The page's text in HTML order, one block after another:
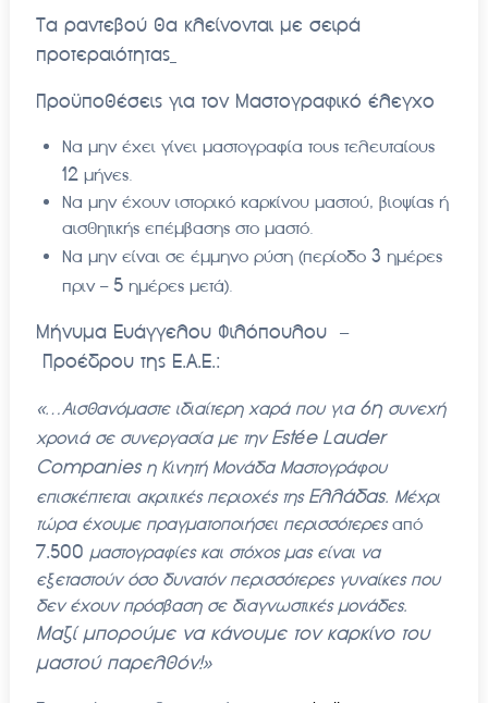
Τα ραντεβού θα κλείνονται με σειρά
προτεραιότητας
Προϋποθέσεις για τον Μαστογραφικό έλεγχο
Να μην έχει γίνει μαστογραφία τους τελευταίους
12μήνες.
Να μην έχουν ιστορικό καρκίνου μαστού, βιοψίας ή
αισθητικής επέμβασης στο μαστό.
Να μην είναι σε έμμηνο ρύση (περίοδο 3 ημέρες
πριν – 5ημέρες μετά).
Μήνυμα Ευάγγελου Φιλόπουλου –
Προέδρου της Ε.Α.Ε.:
«…Αισθανόμαστε ιδιαίτερη χαρά που για 6ησυνεχή
χρονιά σε συνεργασία με τηνEstée Lauder
Companiesη Κινητή Μονάδα Μαστογράφου
επισκέπτεται ακριτικές περιοχές της Ελλάδας. Μέχρι
τώρα έχουμε πραγματοποιήσει περισσότερεςαπό
7.500 μαστογραφίες και στόχος μας είναι να
εξεταστούν όσο δυνατόν περισσότερες γυναίκες που
δεν έχουν πρόσβαση σε διαγνωστικές μονάδες.
Μαζί μπορούμε να κάνουμε τον καρκίνο του
μαστού παρελθόν!»